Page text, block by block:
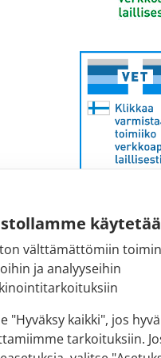
välttämättömiin
ja analyyseihin
"Hyväksy kaikki", jos
tarkoituksiin.
Fimean
029 522 3341